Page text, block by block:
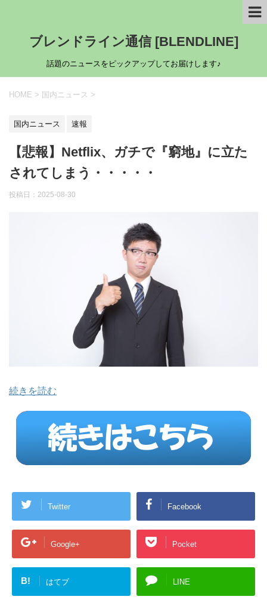
ブレンドライン通信 [BLENDLINE]
話題のニュースをピックアップしてお届けします♪
HOME > 国内ニュース >
国内ニュース 速報
【悲報】Netflix、ガチで『窮地』に立た
されてしまう・・・・・
投稿日： 2025-08-30
続きを読む
Twitter Facebook
Google+ Pocket
B! はてブ LINE